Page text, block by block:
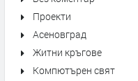
Проекти
Асеновград
Житни кръгове
Компютърен свят